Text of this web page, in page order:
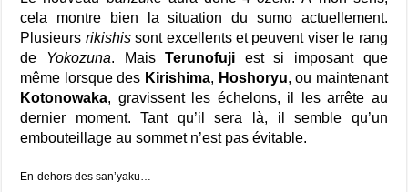
cela montre bien la situation du sumo actuellement.
Plusieurs rikishissont excellents et peuvent viser le rang
de Yokozuna. MaisTerunofuji est si imposant que
même lorsque des Kirishima, Hoshoryu, ou maintenant
Kotonowaka, gravissent les échelons, il les arrête au
dernier moment. Tant qu’il sera là, il semble qu’un
embouteillage au sommet n’est pas évitable.
En-dehors des san’yaku…